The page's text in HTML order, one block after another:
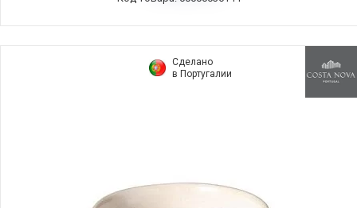
Сделано
в Португалии